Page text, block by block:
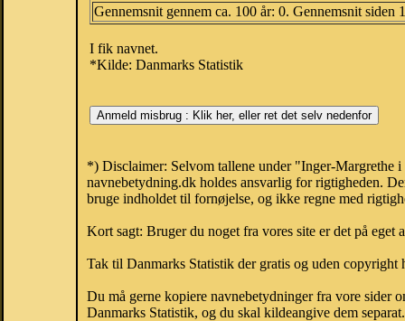
Gennemsnit gennem ca. 100 år: 0. Gennemsnit siden
I fik navnet.
*Kilde: Danmarks Statistik
*) Disclaimer: Selvom tallene under "Inger-Margrethe
navnebetydning.dk holdes ansvarlig for rigtigheden.
bruge indholdet til fornøjelse, og ikke regne med
Kort sagt: Bruger du noget fra vores site er det på eget
Tak til Danmarks Statistik der gratis og uden copyright
Du må gerne kopiere navnebetydninger fra vore sider
Danmarks Statistik, og du skal kildeangive dem